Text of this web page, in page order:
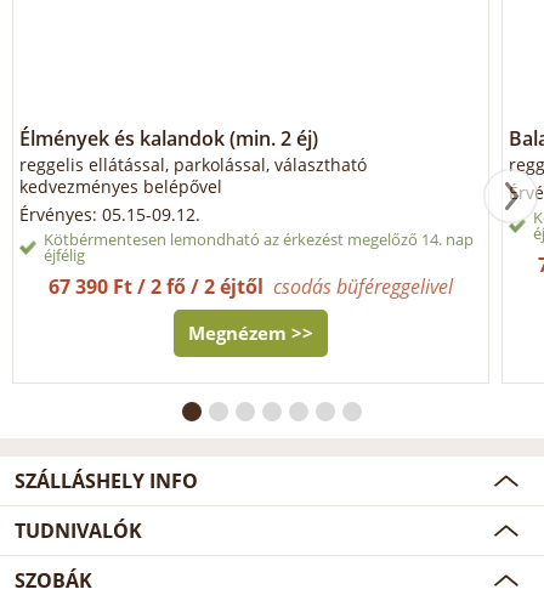
Élmények és kalandok (min. 2 éj)
reggelis ellátással, parkolással, választható
kedvezményes belépővel
Érvényes: 05.15-09.12.
Kötbérmentesen lemondható az érkezést megelőző 14. nap
éjfélig
67 390 Ft / 2 fő / 2 éjtőlcsodás büféreggelivel
Megnézem >>
SZÁLLÁSHELY INFO
TUDNIVALÓK
SZOBÁK